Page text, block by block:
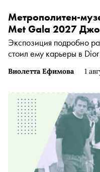
Виолетта Ефимова 1
Метрополитен-
Met Gala 2027
Экспозиция подробно
стоил ему карьеры в Dior